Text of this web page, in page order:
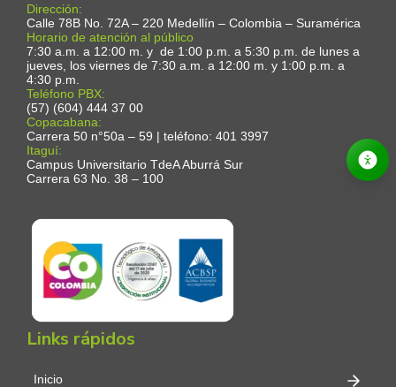
Dirección:
Calle 78B No. 72A – 220 Medellín – Colombia – Suramérica
Horario de atención al público
7:30 a.m. a 12:00 m. y de 1:00 p.m. a 5:30 p.m. de lunes a
jueves, los viernes de 7:30 a.m. a 12:00 m. y 1:00 p.m. a
4:30 p.m.
Teléfono PBX:
(57) (604) 444 37 00
Copacabana:
Carrera 50 n°50a – 59 | teléfono: 401 3997
Itaguí:
Campus Universitario TdeA Aburrá Sur
Carrera 63 No. 38 – 100
Links rápidos
Inicio